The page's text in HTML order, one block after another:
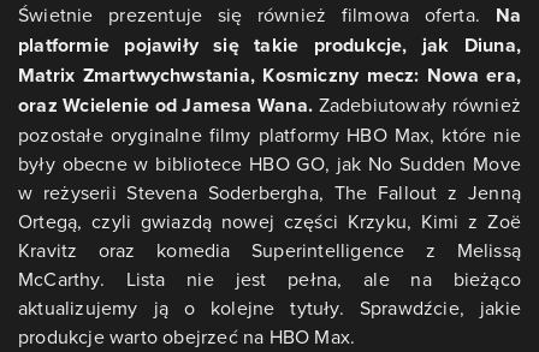
Świetnie prezentuje się również filmowa oferta. Na
platformie pojawiły się takie produkcje, jak Diuna,
Matrix Zmartwychwstania, Kosmiczny mecz: Nowa era,
oraz Wcielenie od Jamesa Wana. Zadebiutowały również
pozostałe oryginalne filmy platformy HBO Max, które nie
były obecne w bibliotece HBO GO, jak No Sudden Move
w reżyserii Stevena Soderbergha, The Fallout z Jenną
Ortegą, czyli gwiazdą nowej części Krzyku, Kimi z Zoë
Kravitz oraz komedia Superintelligence z Melissą
McCarthy. Lista nie jest pełna, ale na bieżąco
aktualizujemy ją o kolejne tytuły. Sprawdźcie, jakie
produkcje warto obejrzeć na HBO Max.